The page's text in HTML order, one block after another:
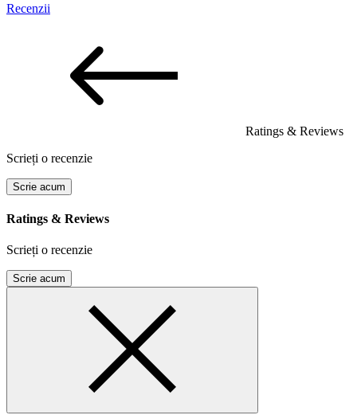
Recenzii
Ratings & Reviews
Scrieți o recenzie
Scrie acum
Ratings & Reviews
Scrieți o recenzie
Scrie acum